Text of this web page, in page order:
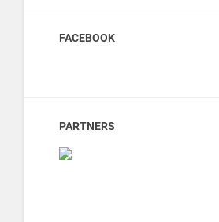
FACEBOOK
PARTNERS